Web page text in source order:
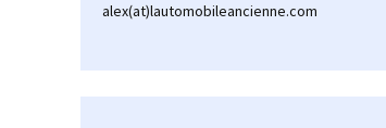
alex(at)lautomobileancienne.com